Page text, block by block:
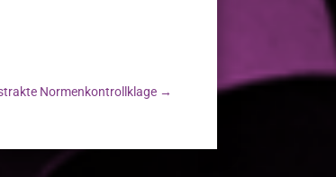
Normenkontrollklage →